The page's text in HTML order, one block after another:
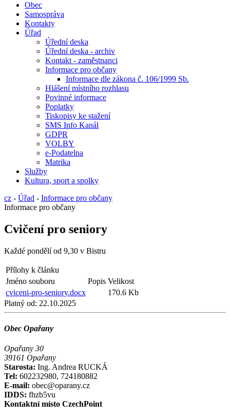
Obec
Samospráva
Kontakty
Úřad
Úřední deska
Úřední deska - archiv
Kontakt - zaměstnanci
Informace pro občany
Informace dle zákona č. 106/1999 Sb.
Hlášení místního rozhlasu
Povinné informace
Poplatky
Tiskopisy ke stažení
SMS Info Kanál
GDPR
VOLBY
e-Podatelna
Matrika
Služby
Kultura, sport a spolky
cz - Úřad - Informace pro občany
Informace pro občany
Cvičení pro seniory
Každé pondělí od 9,30 v Bistru
Přílohy k článku
Jméno souboru
Popis Velikost
cviceni-pro-seniory.docx
170.6 Kb
Platný od: 22.10.2025
Obec Opařany
Opařany 30
39161 Opařany
Starosta: Ing. Andrea RUCKÁ
Tel: 602232980, 724180882
E-mail: obec@oparany.cz
IDDS: fhzb5vu
Kontaktní místo CzechPoint